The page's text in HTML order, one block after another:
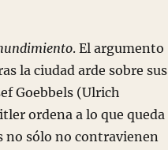
. El argumento
la ciudad arde sobre sus
Goebbels (Ulrich
ordena a lo que queda
no sólo no contravienen